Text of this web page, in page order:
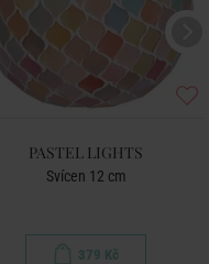
PASTEL LIGHTS
Svícen 12 cm
379 Kč